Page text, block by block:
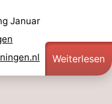
Januar
Weiterlesen